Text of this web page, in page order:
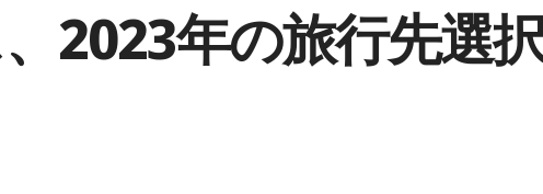
2023年の旅行先選